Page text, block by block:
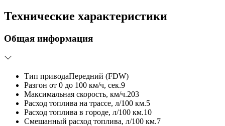
Технические характеристики
Общая информация
Тип приводаПередний (FDW)
Разгон от 0 до 100 км/ч, сек.9
Максимальная скорость, км/ч.203
Расход топлива на трассе, л/100 км.5
Расход топлива в городе, л/100 км.10
Смешанный расход топлива, л/100 км.7